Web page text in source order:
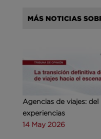
MÁS NOTICIAS
Agencias de viajes:
experiencias
14 May 2026